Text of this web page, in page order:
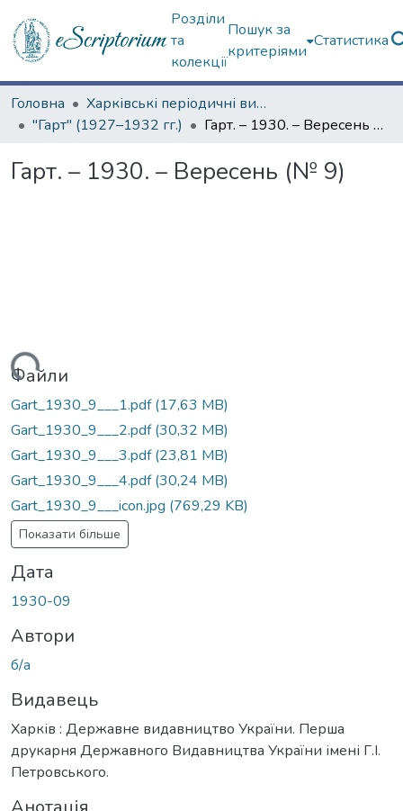
Розділи
та
колекції
Пошук за
критеріями
Статистика
Головна
Харківські періодичні видання
"Гарт" (1927–1932 гг.)
Гарт. – 1930. – Вересень (№ 9)
Гарт. – 1930. – Вересень (№ 9)
Файли
Gart_1930_9___1.pdf(17,63 MB)
Gart_1930_9___2.pdf(30,32 MB)
Gart_1930_9___3.pdf(23,81 MB)
Gart_1930_9___4.pdf(30,24 MB)
Gart_1930_9___icon.jpg (769,29 KB)
Показати більше
Дата
1930-09
Автори
б/а
Видавець
Харків : Державне видавництво України. Перша
друкарня Державного Видавництва України імені Г.І.
Петровського.